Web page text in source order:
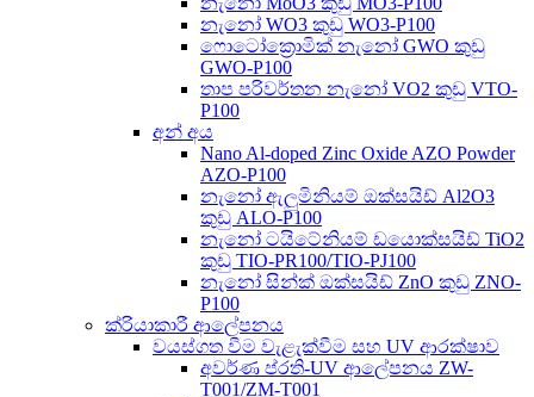
නැනෝ WO3 කුඩු WO3-P100
ෆොටෝක්‍රොමික් නැනෝ GWO කුඩු
GWO-P100
තාප පරිවර්තන නැනෝ VO2 කුඩු VTO-
P100
අන් අය
Nano Al-doped Zinc Oxide AZO Powder
AZO-P100
නැනෝ ඇලුමිනියම් ඔක්සයිඩ් Al2O3
කුඩු ALO-P100
නැනෝ ටයිටේනියම් ඩයොක්සයිඩ් TiO2
කුඩු TIO-PR100/TIO-PJ100
නැනෝ සින්ක් ඔක්සයිඩ් ZnO කුඩු ZNO-
P100
ක්රියාකාරී ආලේපනය
වයස්ගත වීම වැළැක්වීම සහ UV ආරක්ෂාව
අවර්ණ ප්රති-UV ආලේපනය ZW-
T001/ZM-T001